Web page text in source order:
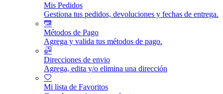
Mis Pedidos
Gestiona tus pedidos, devoluciones y fechas de entrega.
Métodos de Pago
Agrega y valida tus métodos de pago.
Direcciones de envio
Agrega, edita y/o elimina una dirección
Mi lista de Favoritos